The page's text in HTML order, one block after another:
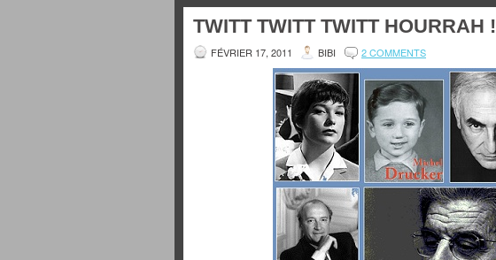
TWITT TWITT TWITT HOURRAH !
FÉVRIER 17, 2011 BIBI 2 COMMENTS